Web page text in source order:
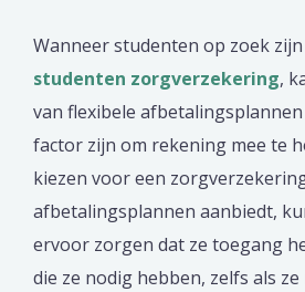
Wanneer studenten op zoek
studenten zorgverzekering,
van flexibele
factor zijn om rekening mee te
kiezen voor een
afbetalingsplannen aanbiedt,
ervoor zorgen dat ze toegang
die ze nodig hebben, zelfs als